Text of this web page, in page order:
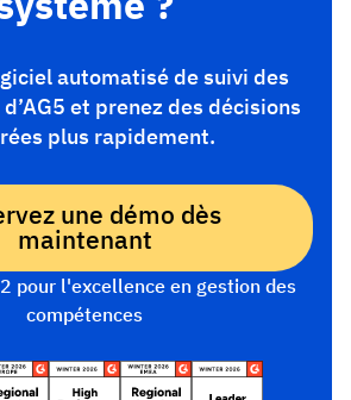
automatisé de suivi des
et prenez des décisions
plus rapidement.
une démo dès
maintenant
pour l'excellence en gestion des
compétences